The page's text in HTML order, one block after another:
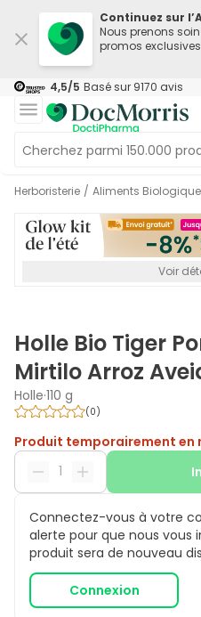
Continuez sur
Nous prenons
promos exclusives
4,5/5 Basé sur 9170 avis
Herboristerie / Aliments
Voir
Holle Bio Tiger
Mirtilo Arroz
Holle·110 g
(0)
Produit temporairement en
Connectez-vous à votre
alerte pour que nous vous
produit sera de nouveau
Connexion